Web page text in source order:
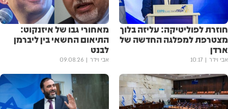
חוזרת לפוליטיקה: עליזה בלוך
מצטרפת למפלגה החדשה של
ארדן
אבי וידר 10:17
מאחורי גבו של איזנקוט:
התיאום החשאי בין ליברמן
לבנט
אבי וידר 09.08.26